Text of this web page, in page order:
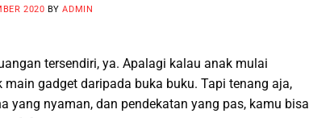
2020 BYADMIN
tersendiri, ya. Apalagi kalau anak mulai
gadget daripada buka buku. Tapi tenang aja,
yang nyaman, dan pendekatan yang pas, kamu bisa